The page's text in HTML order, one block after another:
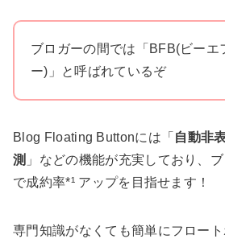
ブロガーの間では「BFB(ビーエ
ー)」と呼ばれているぞ
Blog Floating Buttonには「 自動非
測 」などの機能が充実しており、
で成約率*¹ アップを目指せます！
専門知識がなくても簡単にフロー